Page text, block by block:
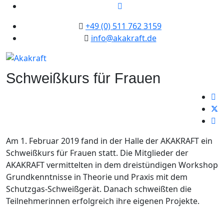
+49 (0) 511 762 3159
info@akakraft.de
Schweißkurs für Frauen
Am 1. Februar 2019 fand in der Halle der AKAKRAFT ein
Schweißkurs für Frauen statt. Die Mitglieder der
AKAKRAFT vermittelten in dem dreistündigen Workshop
Grundkenntnisse in Theorie und Praxis mit dem
Schutzgas-Schweißgerät. Danach schweißten die
Teilnehmerinnen erfolgreich ihre eigenen Projekte.